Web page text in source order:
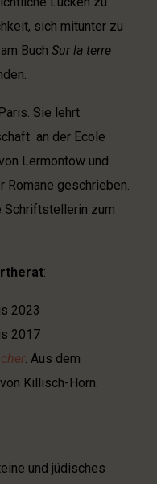
sich mitunter zu
BuchSur la terre
Sie lehrt
an der Ecole
Lermontow und
Romane geschrieben.
Schriftstellerin zum
:
2023
2017
. Aus dem
Killisch-Horn.
und jüdisches